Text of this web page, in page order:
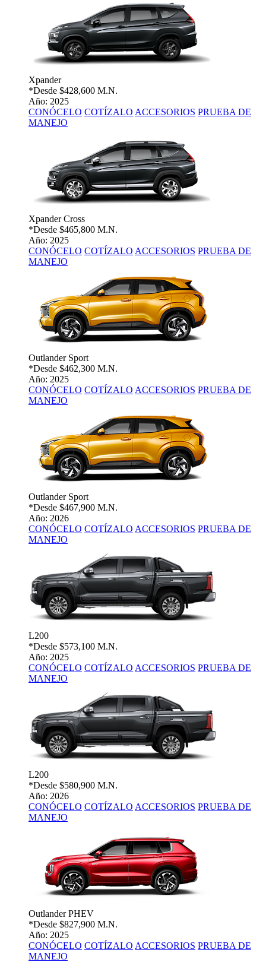
Xpander
*Desde $428,600 M.N.
Año: 2025
CONÓCELO COTÍZALO ACCESORIOS PRUEBA DE
MANEJO
Xpander Cross
*Desde $465,800 M.N.
Año: 2025
CONÓCELO COTÍZALO ACCESORIOS PRUEBA DE
MANEJO
Outlander Sport
*Desde $462,300 M.N.
Año: 2025
CONÓCELO COTÍZALO ACCESORIOS PRUEBA DE
MANEJO
Outlander Sport
*Desde $467,900 M.N.
Año: 2026
CONÓCELO COTÍZALO ACCESORIOS PRUEBA DE
MANEJO
L200
*Desde $573,100 M.N.
Año: 2025
CONÓCELO COTÍZALO ACCESORIOS PRUEBA DE
MANEJO
L200
*Desde $580,900 M.N.
Año: 2026
CONÓCELO COTÍZALO ACCESORIOS PRUEBA DE
MANEJO
Outlander PHEV
*Desde $827,900 M.N.
Año: 2025
CONÓCELO COTÍZALO ACCESORIOS PRUEBA DE
MANEJO